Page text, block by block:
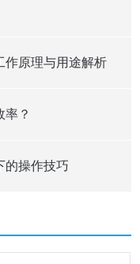
作原理与用途解析
率？
的操作技巧